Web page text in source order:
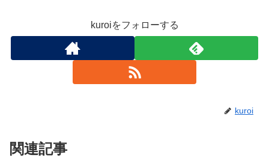
kuroiをフォローする
kuroi
関連記事